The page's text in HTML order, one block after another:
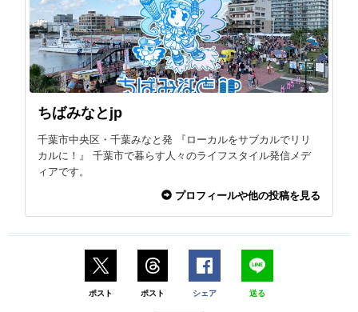
ちばみなとjp
千葉市中央区・千葉みなと発 『ローカルをサブカルでリリ
カルに！』 千葉市で暮らす人々のライフスタイル発信メデ
ィアです。
プロフィールや他の投稿を見る
ポスト ポスト シェア 送る